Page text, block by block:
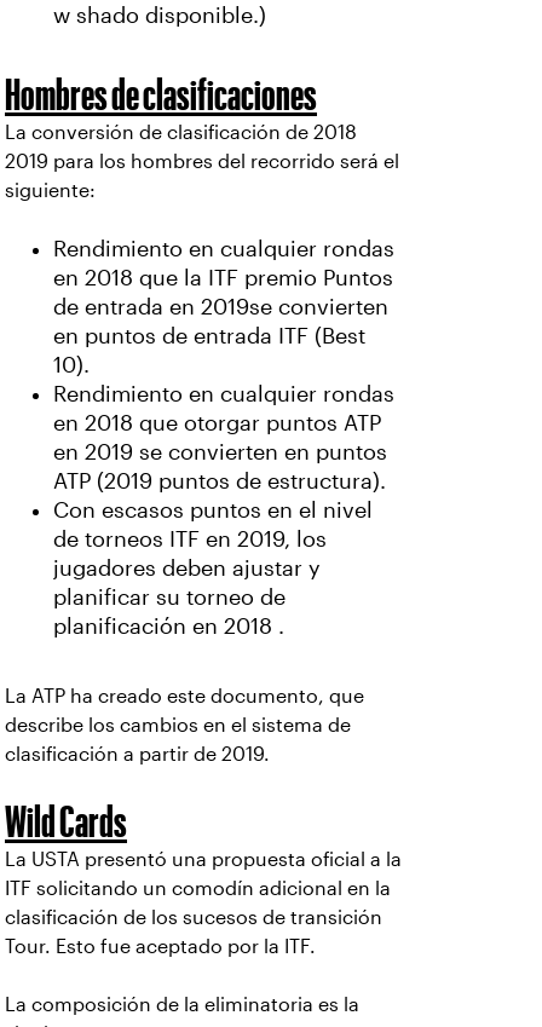
w shado disponible.)
Hombres de clasificaciones
La conversión de clasificación de 2018
2019 para los hombres del recorrido será el
siguiente:
Rendimiento en cualquier rondas
en 2018 que la ITF premio Puntos
de entrada en 2019se convierten
en puntos de entrada ITF (Best
10).
Rendimiento en cualquier rondas
en 2018 que otorgar puntos ATP
en 2019 se convierten en puntos
ATP (2019 puntos de estructura).
Con escasos puntos en el nivel
de torneos ITF en 2019, los
jugadores deben ajustar y
planificar su torneo de
planificación en 2018 .​
La ATP ha creado este documento, que
describe los cambios en el sistema de
clasificación a partir de 2019.
Wild Cards
La USTA presentó una propuesta oficial a la
ITF solicitando un comodín adicional en la
clasificación de los sucesos de transición
Tour. Esto fue aceptado por la ITF.
La composición de la eliminatoria es la